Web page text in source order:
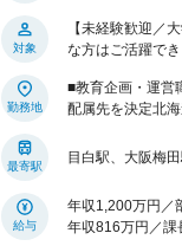
対象
【未経験歓迎／
な方はご活躍で
勤務地
■教育企画・運営
配属先を決定北
最寄駅
目白駅、大阪梅
給与
年収1,200万円／
年収816万円／課